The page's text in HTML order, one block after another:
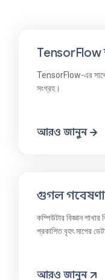
TensorFlow
TensorFlow-এর সাথে
সংগ্রহ।
আরও জানুন
গুগল গবেষণা
কম্পিউটার বিজ্ঞান
প্রকাশিত বৃহৎ মাপের
আরও জানুন